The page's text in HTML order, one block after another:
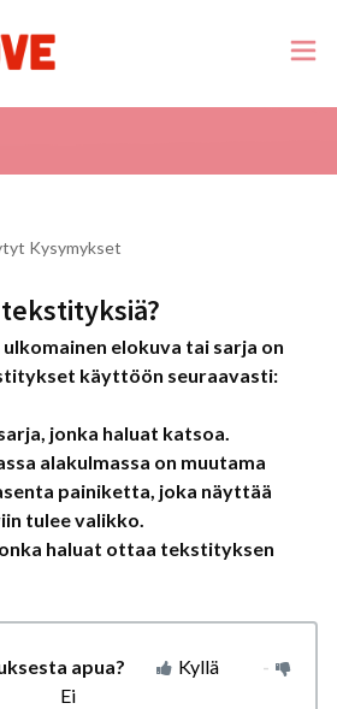
Kysymykset
elokuva tai sarja on
käyttöön seuraavasti:
jonka haluat katsoa.
alakulmassa on muutama
painiketta, joka näyttää
tulee valikko.
haluat ottaa tekstityksen
apua?
Kyllä
Ei